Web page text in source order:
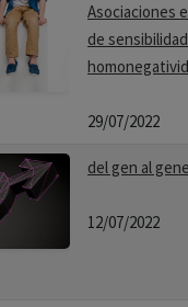
Asociaciones
de
29/07/2022
del gen al
12/07/2022